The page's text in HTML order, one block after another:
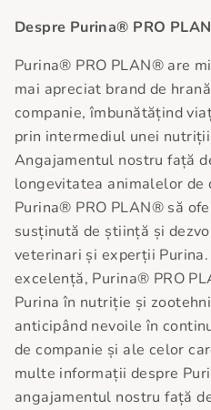
Despre Purina® PRO
Purina® PRO PLAN® are
mai apreciat brand de
companie, îmbunătățind
prin intermediul unei
Angajamentul nostru față
longevitatea animalelor de
Purina® PRO PLAN® să
susținută de știință și
veterinari și experții
excelență, Purina® PRO
Purina în nutriție și
anticipând nevoile în
de companie și ale celor
multe informații despre
angajamentul nostru față